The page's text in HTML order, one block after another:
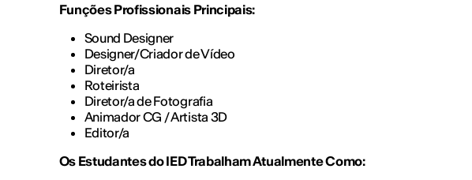
Funções Profissionais Principais:
Sound Designer
Designer/Criador de Vídeo
Diretor/a
Roteirista
Diretor/a de Fotografia
Animador CG / Artista 3D
Editor/a
Os Estudantes do IED Trabalham Atualmente Como: